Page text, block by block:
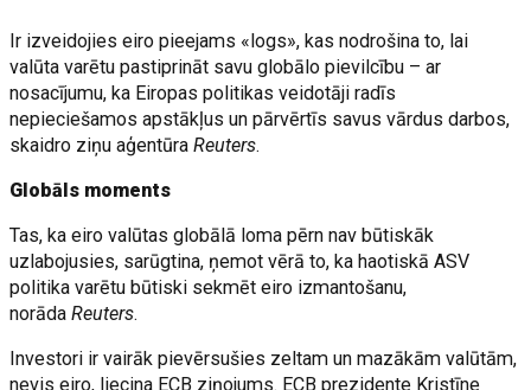
Ir izveidojies eiro pieejams «logs», kas nodrošina to, lai
valūta varētu pastiprināt savu globālo pievilcību – ar
nosacījumu, ka Eiropas politikas veidotāji radīs
nepieciešamos apstākļus un pārvērtīs savus vārdus darbos,
skaidro ziņu aģentūraReuters.
Globāls moments
Tas, ka eiro valūtas globālā loma pērn nav būtiskāk
uzlabojusies, sarūgtina, ņemot vērā to, ka haotiskā ASV
politika varētu būtiski sekmēt eiro izmantošanu,
norādaReuters.
Investori ir vairāk pievērsušies zeltam un mazākām valūtām,
nevis eiro, liecina ECB ziņojums. ECB prezidente Kristīne